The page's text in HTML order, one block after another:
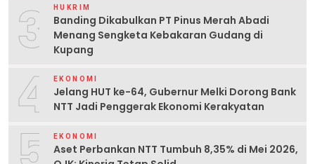
3 HUKRIM
Banding Dikabulkan PT Pinus Merah Abadi
Menang Sengketa Kebakaran Gudang di
Kupang
4 EKONOMI
Jelang HUT ke-64, Gubernur Melki Dorong Bank
NTT Jadi Penggerak Ekonomi Kerakyatan
EKONOMI
Aset Perbankan NTT Tumbuh 8,35% di Mei 2026,